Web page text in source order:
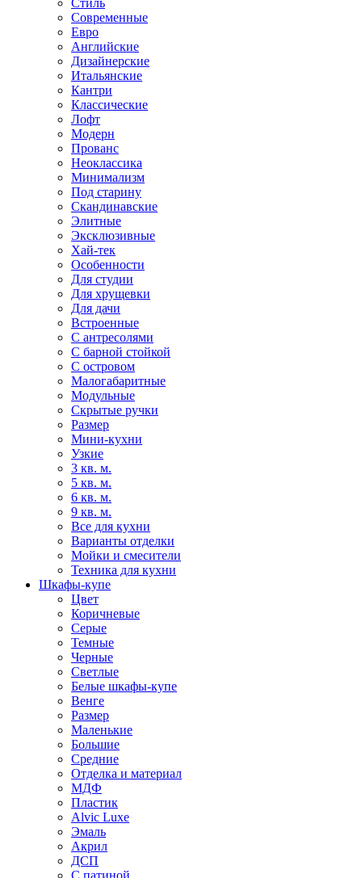
Стиль
Современные
Евро
Английские
Дизайнерские
Итальянские
Кантри
Классические
Лофт
Модерн
Прованс
Неоклассика
Минимализм
Под старину
Скандинавские
Элитные
Эксклюзивные
Хай-тек
Особенности
Для студии
Для хрущевки
Для дачи
Встроенные
С антресолями
С барной стойкой
С островом
Малогабаритные
Модульные
Скрытые ручки
Размер
Мини-кухни
Узкие
3 кв. м.
5 кв. м.
6 кв. м.
9 кв. м.
Все для кухни
Варианты отделки
Мойки и смесители
Техника для кухни
Шкафы-купе
Цвет
Коричневые
Серые
Темные
Черные
Светлые
Белые шкафы-купе
Венге
Размер
Маленькие
Большие
Средние
Отделка и материал
МДФ
Пластик
Alvic Luxe
Эмаль
Акрил
ДСП
С патиной